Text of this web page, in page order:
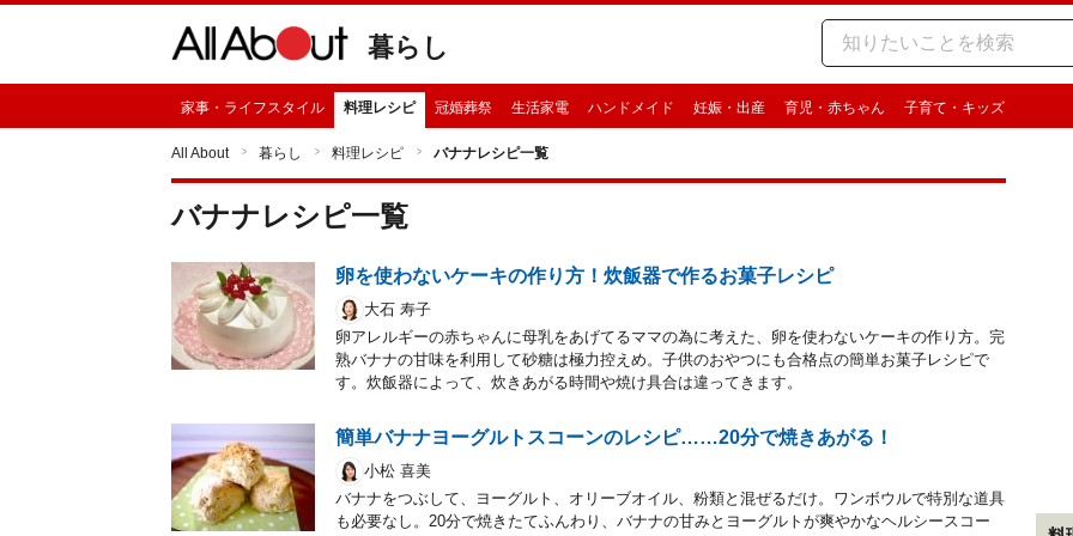
暮らし
家事・ライフスタイル 料理レシピ 冠婚葬祭 生活家電 ハンドメイド 妊娠・出産 育児・赤ちゃん 子育て・キッズ
All About 暮らし 料理レシピ バナナレシピ一覧
バナナレシピ一覧
卵を使わないケーキの作り方！炊飯器で作るお菓子レシピ
大石 寿子
卵アレルギーの赤ちゃんに母乳をあげてるママの為に考えた、卵を使わないケーキの作り方。完
熟バナナの甘味を利用して砂糖は極力控えめ。子供のおやつにも合格点の簡単お菓子レシピで
す。炊飯器によって、炊きあがる時間や焼け具合は違ってきます。
簡単バナナヨーグルトスコーンのレシピ……20分で焼きあがる！
小松 喜美
バナナをつぶして、ヨーグルト、オリーブオイル、粉類と混ぜるだけ。ワンボウルで特別な道具
も必要なし。20分で焼きたてふんわり、バナナの甘みとヨーグルトが爽やかなヘルシースコー